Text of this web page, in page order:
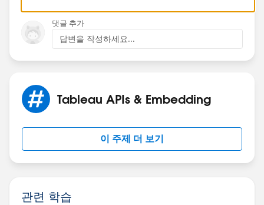
print(df)
df.head(1)
python code, and use pantab to generate a hyper file,
it is really easy:
https://pantab.readthedocs.io/en/latest/examples.ht
If this post resolves the question, would you be so
kind to "Select as Best"?. This will help other users find
the same answer/resolution and help community keep
track of answered questions. Thank you.
Tableau Visionary and Forums Ambassador
댓글 추가
답변을 작성하세요...
Tableau APIs & Embedding
이 주제 더 보기
관련 학습